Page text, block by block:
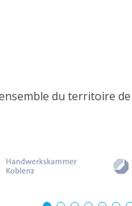
du territoire